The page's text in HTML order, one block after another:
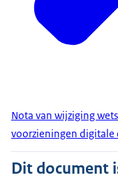
Nota van wijziging
voorzieningen digitale
Dit document